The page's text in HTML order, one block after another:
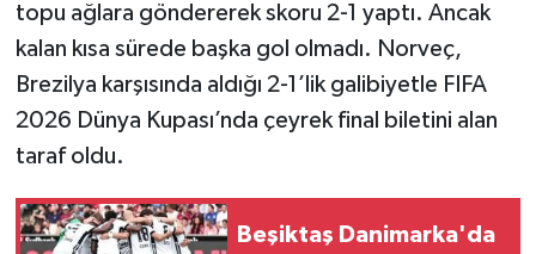
topu ağlara göndererek skoru 2-1 yaptı. Ancak
kalan kısa sürede başka gol olmadı. Norveç,
Brezilya karşısında aldığı 2-1’lik galibiyetle FIFA
2026 Dünya Kupası’nda çeyrek final biletini alan
taraf oldu.
Beşiktaş Danimarka'da